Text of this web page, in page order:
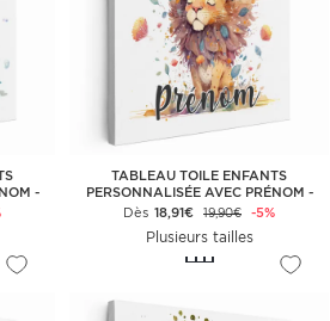
-
TABLEAU TOILE ENFANTS
PERSONNALISÉE AVEC PRÉNOM -
LIONCEAU
Dès 18,91€ 19,90€ -5%
Plusieurs tailles